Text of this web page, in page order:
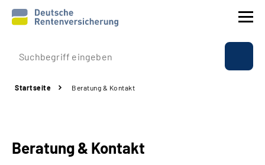
Prävention
Startseite Beratung & Kontakt
Beratung & Kontakt